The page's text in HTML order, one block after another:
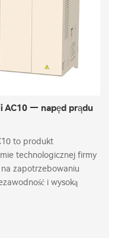
AC10 — napęd prądu
to produkt
technologicznej firmy
na zapotrzebowaniu
i wysoką